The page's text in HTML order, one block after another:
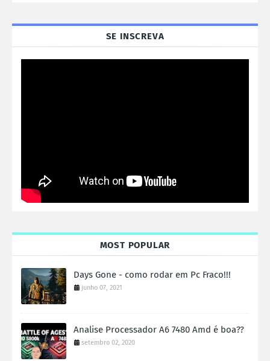
SE INSCREVA
MOST POPULAR
Days Gone - como rodar em Pc Fraco!!!
junho 07, 2021
Analise Processador A6 7480 Amd é boa??
setembro 02, 2020